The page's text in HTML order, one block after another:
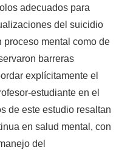
adecuados para
del suicidio
proceso mental como de
barreras
explícitamente el
estudiante en el
de este estudio resaltan
en salud mental, con
del